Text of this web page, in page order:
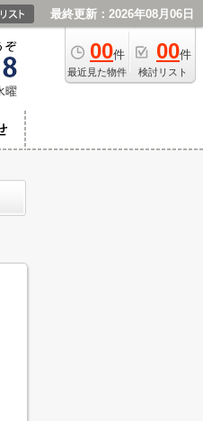
最終更新：2026年08月06日
00件
最近見た物件
00件
検討リスト
曜